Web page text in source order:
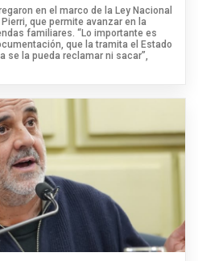
en el marco de la Ley Nacional
que permite avanzar en la
familiares. “Lo importante es
que la tramita el Estado
se la pueda reclamar ni sacar”,